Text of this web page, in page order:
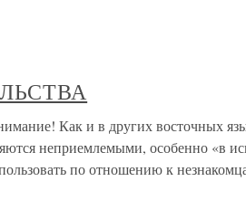
Как и в других восточных
неприемлемыми, особенно «в
по отношению к